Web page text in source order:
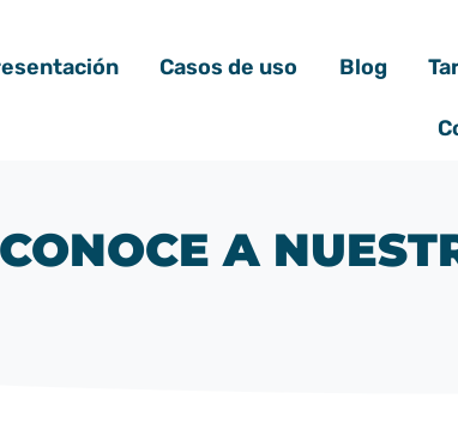
Casos de uso Blog
CONOCE A